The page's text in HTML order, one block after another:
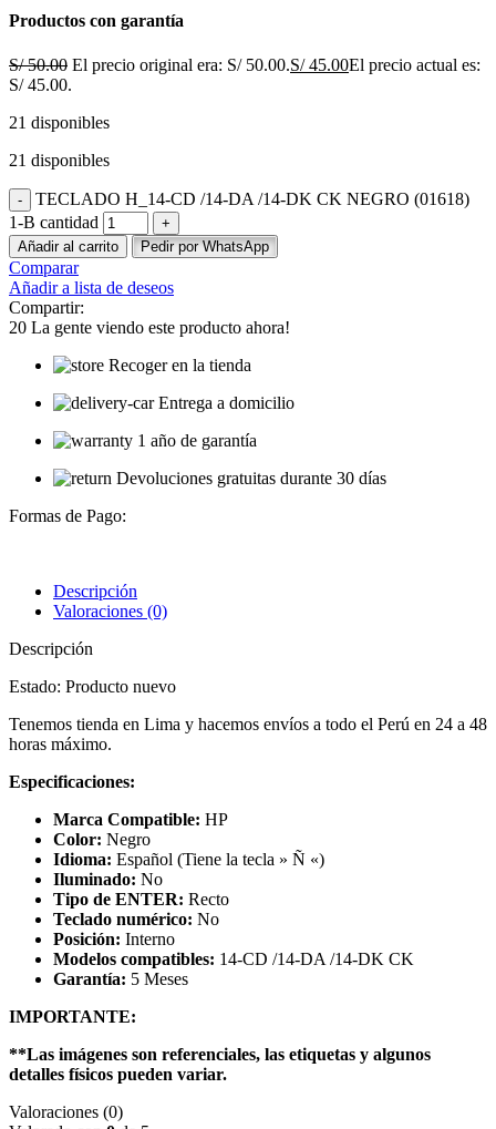
Productos con garantía
S/50.00 El precio original era: S/ 50.00.S/45.00El precio actual es:
S/ 45.00.
21 disponibles
21 disponibles
TECLADO H_14-CD /14-DA /14-DK CK NEGRO (01618)
1-B cantidad
Añadir al carrito Pedir por WhatsApp
Comparar
Añadir a lista de deseos
Compartir:
20 La gente viendo este producto ahora!
Recoger en la tienda
Entrega a domicilio
1 año de garantía
Devoluciones gratuitas durante 30 días
Formas de Pago:
Descripción
Valoraciones (0)
Descripción
Estado: Producto nuevo
Tenemos tienda en Lima y hacemos envíos a todo el Perú en 24 a 48
horas máximo.
Especificaciones:
Marca Compatible: HP
Color: Negro
Idioma: Español (Tiene la tecla » Ñ «)
Iluminado: No
Tipo de ENTER: Recto
Teclado numérico: No
Posición: Interno
Modelos compatibles: 14-CD /14-DA /14-DK CK
Garantía: 5 Meses
IMPORTANTE:
**Las imágenes son referenciales, las etiquetas y algunos
detalles físicos pueden variar.
Valoraciones (0)